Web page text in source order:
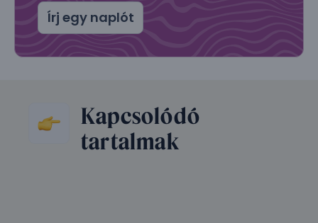
Írj egy naplót
Kapcsolódó
tartalmak